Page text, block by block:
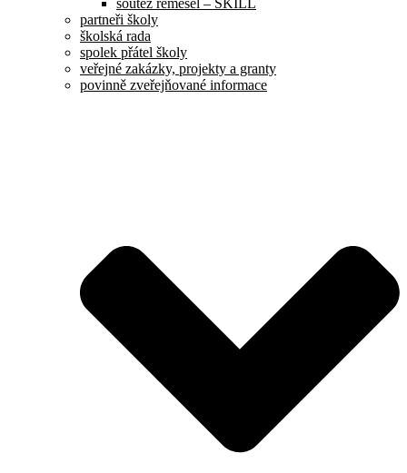
soutěž řemesel – SKILL
partneři školy
školská rada
spolek přátel školy
veřejné zakázky, projekty a granty
povinně zveřejňované informace